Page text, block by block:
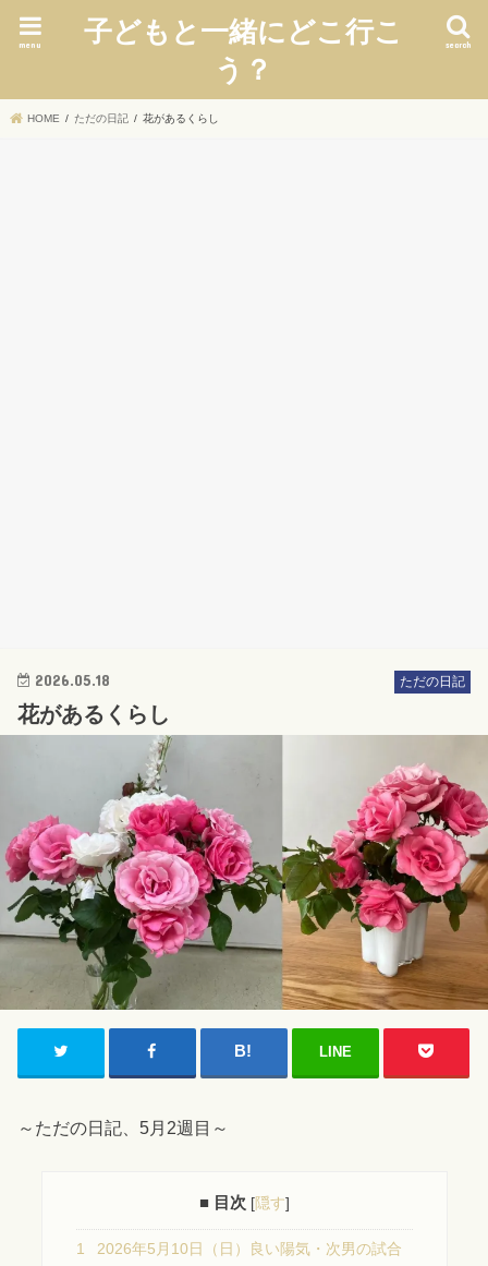
子どもと一緒にどこ行こ
う？
search
menu
HOME ただの日記 花があるくらし
ただの日記
2026.05.18
花があるくらし
LINE
～ただの日記、5月2週目～
■ 目次 [隠す]
1 2026年5月10日（日）良い陽気・次男の試合